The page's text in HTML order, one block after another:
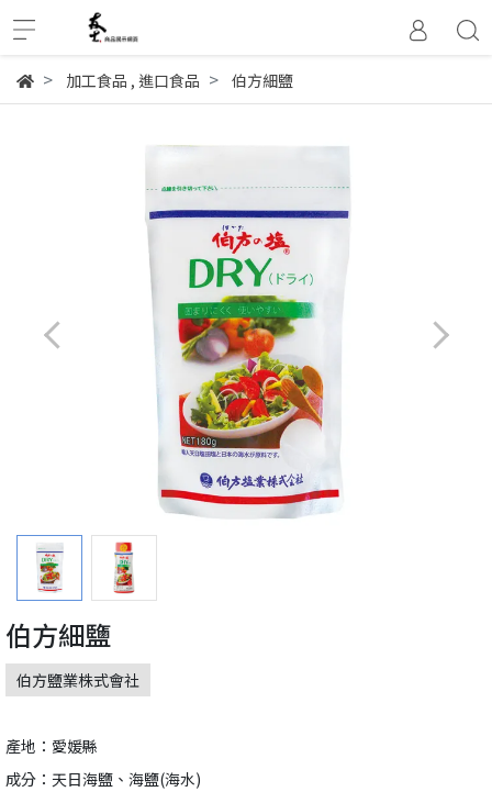
加工食品 , 進口食品 伯方細鹽
伯方細鹽
伯方鹽業株式會社
產地：愛媛縣
成分：天日海鹽、海鹽(海水)